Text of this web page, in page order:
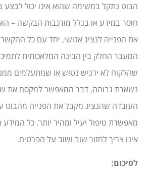
הבוט נתקל במשימה שהוא אינו יכול
חוסר במידע או בגלל מורכבות הבקשה –
את הפנייה לנציג אנושי, יחד עם כל
המעבר החלק בין הבינה המלאכותית
שהלקוח לא ירגיש נטוש או שמתעלמים
נשארת גבוהה, דבר המאפשר למקסם את
העובדה שהנציג מקבל את הפנייה מהבוט
מאפשרת טיפול יעיל ומהיר יותר. כל המידע
אינו צריך לחזור שוב ושוב על הפרטים.
לסיכום: